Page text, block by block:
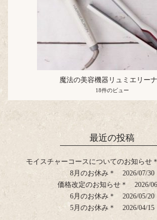
魔法の美容機器リュミエリー
18件のビュー
最近の投稿
モイスチャーコースについてのお知らせ＊
8月のお休み＊
2026/07/30
価格改定のお知らせ＊
2026/
6月のお休み＊
2026/05/20
5月のお休み＊
2026/04/15